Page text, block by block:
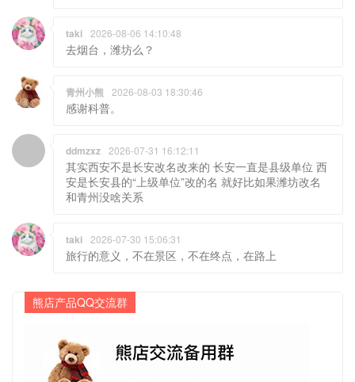
taki 2026-08-06 14:10:48
去烟台，潍坊么？
青州小熊 2026-08-03 18:30:46
感谢科普。
ddmzxz 2026-07-31 16:12:11
其实西安不是长安改名改来的 长安一直是县级单位 西
安是长安县的“上级单位”改的名 就好比如果潍坊改名
和青州没啥关系
taki 2026-07-30 15:06:31
旅行的意义，不在景区，不在终点，在路上
熊店产品QQ交流群